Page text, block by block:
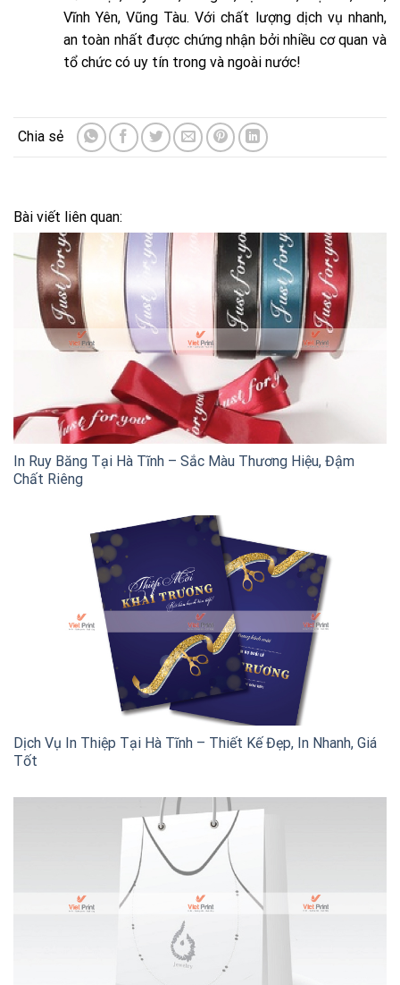
Vĩnh Yên, Vũng Tàu. Với chất lượng dịch vụ nhanh,
an toàn nhất được chứng nhận bởi nhiều cơ quan và
tổ chức có uy tín trong và ngoài nước!
Bài viết liên quan:
In Ruy Băng Tại Hà Tĩnh – Sắc Màu Thương Hiệu, Đậm
Chất Riêng
Dịch Vụ In Thiệp Tại Hà Tĩnh – Thiết Kế Đẹp, In Nhanh, Giá
Tốt